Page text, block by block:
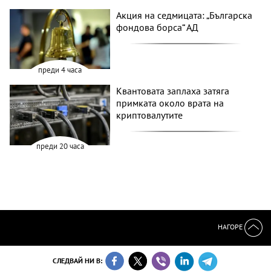
преди 4 часа
Акция на седмицата: „Българска
фондова борса“ АД
преди 20 часа
Квантовата заплаха затяга
примката около врата на
криптовалутите
НАГОРЕ
СЛЕДВАЙ НИ В: